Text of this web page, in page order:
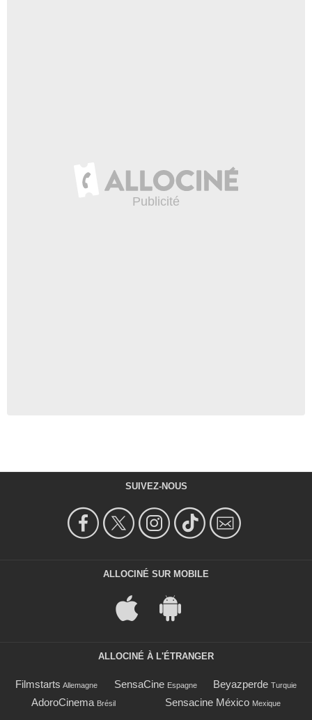
SUIVEZ-NOUS
ALLOCINÉ SUR MOBILE
ALLOCINÉ À L'ÉTRANGER
Filmstarts Allemagne SensaCine Espagne Beyazperde Turquie
AdoroCinema Brésil Sensacine México Mexique